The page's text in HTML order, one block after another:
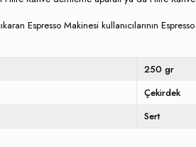
Espresso Makinesi kullanıcılarının
250 gr
Çekirdek
Sert